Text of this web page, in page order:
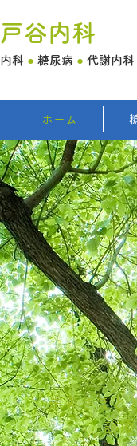
戸谷内科
内科 ● 糖尿病 ● 代謝内科
ホーム
患者さまと
診